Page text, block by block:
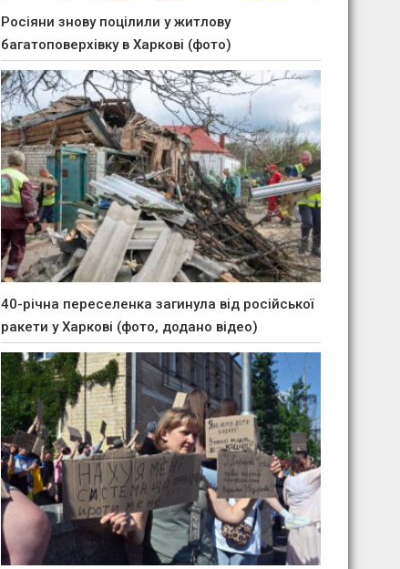
Росіяни знову поцілили у житлову
багатоповерхівку в Харкові (фото)
40-річна переселенка загинула від російської
ракети у Харкові (фото, додано відео)